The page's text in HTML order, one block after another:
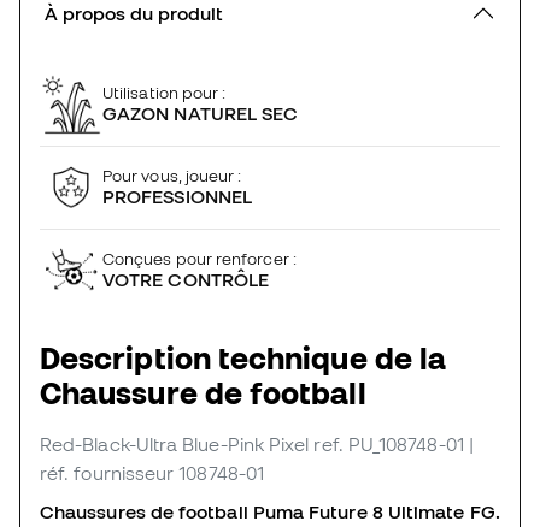
À propos du produit
Utilisation pour :
GAZON NATUREL SEC
Pour vous, joueur :
PROFESSIONNEL
Conçues pour renforcer :
VOTRE CONTRÔLE
Description technique de la
Chaussure de football
Red-Black-Ultra Blue-Pink Pixel ref. PU_108748-01 |
réf. fournisseur 108748-01
Chaussures de football Puma Future 8 Ultimate FG.